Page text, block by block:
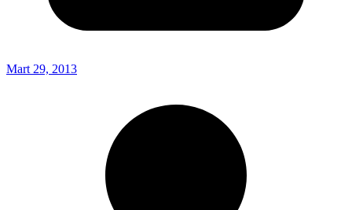
Mart 29, 2013